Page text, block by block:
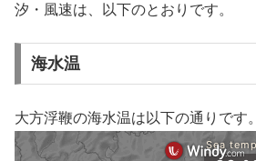
汐・風速は、以下のとおりです。
海水温
大方浮鞭の海水温は以下の通りです。